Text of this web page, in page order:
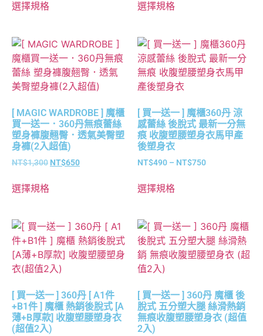
選擇規格 選擇規格
[ MAGIC WARDROBE ] 魔櫃
買一送一．360丹無痕蕾絲
塑身褲腹翹臀．透氣美臀塑
身褲(2入超值)
NT$1,300 NT$650
選擇規格
[ 買一送一 ] 魔櫃360丹 涼
感蕾絲 後脫式 最新一分無
痕 收腹塑腰塑身衣馬甲產
後塑身衣
NT$490 – NT$750
選擇規格
[ 買一送一 ] 360丹 [ A1件
+B1件 ] 魔櫃 熱銷後脫式 [A
薄+B厚款] 收腹塑腰塑身衣
(超值2入)
[ 買一送一 ] 360丹 魔櫃 後
脫式 五分塑大腿 絲滑熱銷
無痕收腹塑腰塑身衣 (超值
2入)